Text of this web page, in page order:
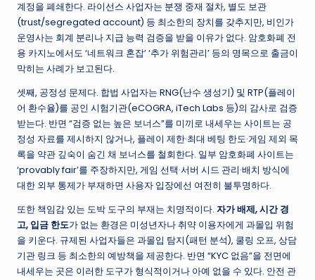
계정을 폐쇄한다. 라이선스 사업자는 분쟁 중재 절차, 별도 보관
(trust/segregated account) 등 최소한의 장치를 갖추지만, 비인가
운영사는 회계 분리나 지급 능력 검증을 받을 이유가 없다. 암호화폐 전
용 카지노에서도 ‘네트워크 혼잡’ ‘추가 위험관리’ 등의 명목으로 출금이
막히는 사례가 보고된다.
셋째, 공정성 문제다. 합법 사업자는 RNG(난수 생성기) 및 RTP(플레이
어 환수율)를 공인 시험기관(eCOGRA, iTech Labs 등)의 감사로 검증
받는다. 반면 “검증 없는 높은 보너스”를 미끼로 내세우는 사이트는 공
정성 자료를 제시하지 않거나, 플레이 제한·최대 베팅 한도·게임 제외 목
록을 약관 깊숙이 숨긴 채 보너스를 철회한다. 일부 암호화폐 사이트는
‘provably fair’를 주장하지만, 게임 선택·서버 시드 관리·배치 방식에
대한 외부 통제가 부재하면 사용자 입장에선 여전히 불투명하다.
또한 책임감 있는 도박 도구의 부재는 치명적이다. 자가 배제, 시간 경
고, 입금 한도가 없는 환경은 미성년자나 취약 이용자에게 과몰입 위험
을 키운다. 규제된 사업자들은 과몰입 탐지(패턴 분석), 쿨링 오프, 상담
기관 링크 등 최소한의 예방책을 제공한다. 반면 “KYC 없음”을 전면에
내세우는 곳은 이러한 도구가 형식적이거나 아예 없을 수 있다. 안전 관